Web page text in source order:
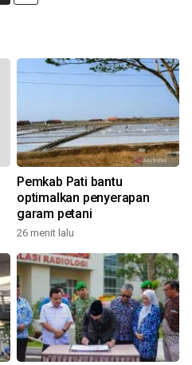
Pemkab Pati bantu
optimalkan penyerapan
garam petani
26 menit lalu